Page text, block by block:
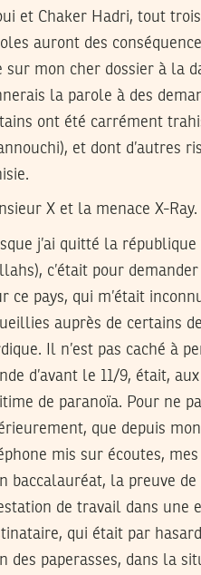
et Chaker Hadri, tout
auront des
sur mon cher dossier à la
la parole à des
ont été carrément
et dont d’autres
X et la menace X-Ray.
j’ai quitté la
c’était pour
ce pays, qui m’était
auprès de certains
Il n’est pas caché à
d’avant le 11/9, était,
de paranoïa. Pour ne
que depuis
mis sur écoutes,
baccalauréat, la preuve
de travail dans une
qui était par
des paperasses, dans la